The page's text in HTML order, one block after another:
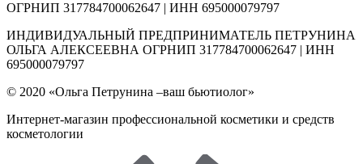
ОГРНИП 317784700062647 | ИНН 695000079797
ИНДИВИДУАЛЬНЫЙ ПРЕДПРИНИМАТЕЛЬ ПЕТРУНИНА
ОЛЬГА АЛЕКСЕЕВНА ОГРНИП 317784700062647 | ИНН
695000079797
© 2020 «Ольга Петрунина –ваш бьютиолог»
Интернет-магазин профессиональной косметики и средств
косметологии